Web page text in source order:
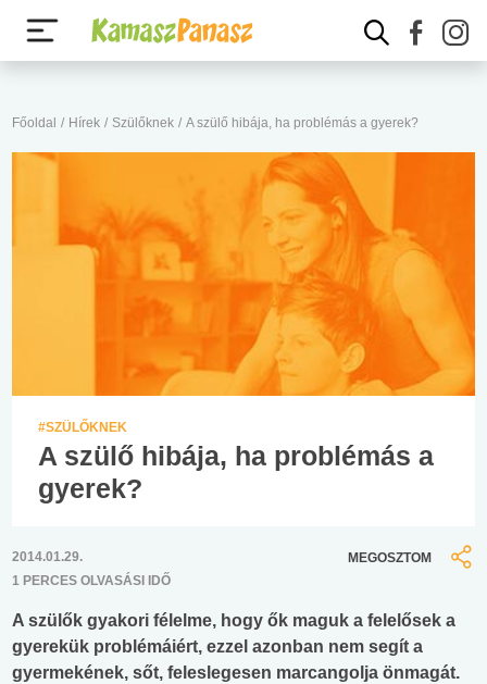
Főoldal / Hírek / Szülőknek / A szülő hibája, ha problémás a gyerek?
#SZÜLŐKNEK
A szülő hibája, ha problémás a
gyerek?
2014.01.29.
1 PERCES OLVASÁSI IDŐ
MEGOSZTOM
A szülők gyakori félelme, hogy ők maguk a felelősek a
gyerekük problémáiért, ezzel azonban nem segít a
gyermekének, sőt, feleslegesen marcangolja önmagát.